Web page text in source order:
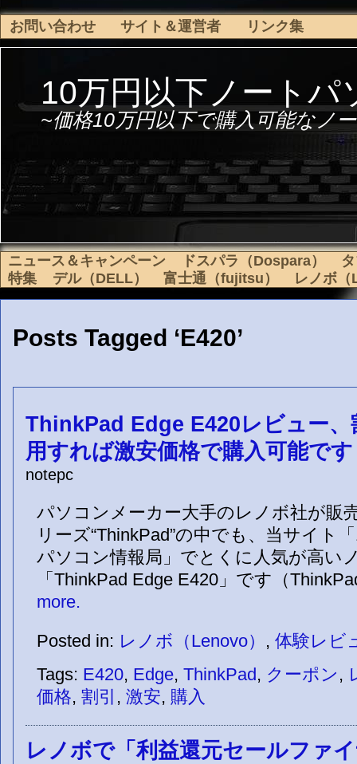
お問い合わせ サイト＆運営者 リンク集
10万円以下ノートパ
~価格10万円以下で購入可能なノ
ニュース＆キャンペーン ドスパラ（Dospara）
特集
デル（DELL） 富士通（fujitsu） レノボ
Posts Tagged ‘E420’
ThinkPad Edge E420レビュー、
用すれば激安価格で購入可能です
notepc
パソコンメーカー大手のレノボ社が販
リーズ“ThinkPad”の中でも、当サイト
パソコン情報局」でとくに人気が高い
「ThinkPad Edge E420」です（
more.
Posted in: レノボ（Lenovo） , 体験レビ
Tags: E420, Edge, ThinkPad , クーポン ,
価格, 割引 , 激安, 購入
レノボで「利益還元セールファ